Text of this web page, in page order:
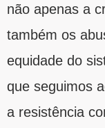
não apenas a
também os
equidade do
que seguimos
a resistência